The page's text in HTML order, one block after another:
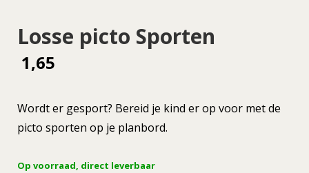
Losse picto Sporten
1,65
Wordt er gesport? Bereid je kind er op voor met de
picto sporten op je planbord.
Op voorraad, direct leverbaar